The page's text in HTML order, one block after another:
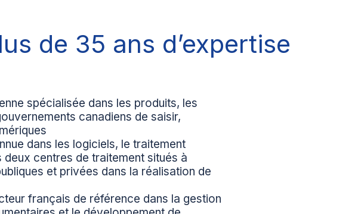
de 35 ans d’expertise
spécialisée dans les produits, les
canadiens de saisir,
dans les logiciels, le traitement
centres de traitement situés à
et privées dans la réalisation de
français de référence dans la gestion